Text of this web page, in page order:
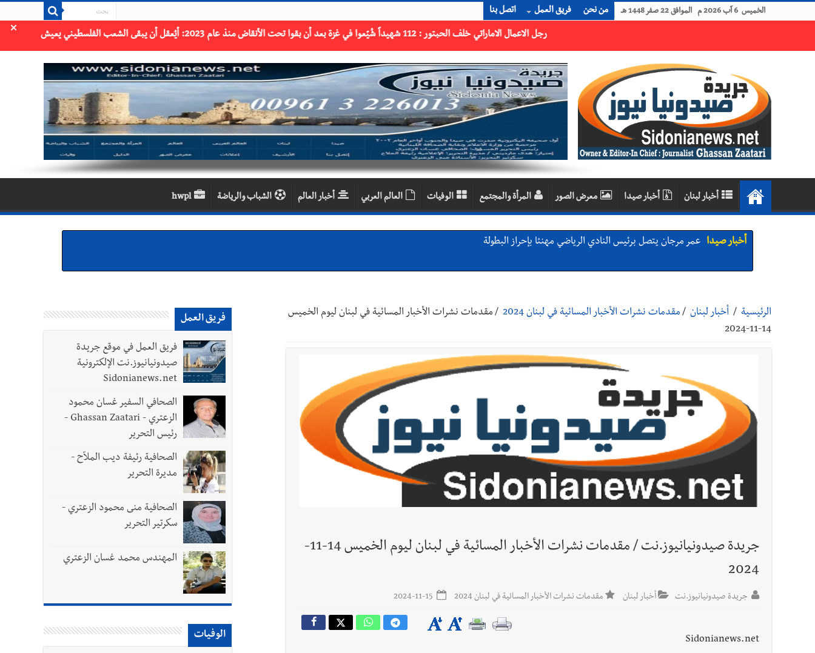
الخميس 6 آب 2026 م الموافق 22 صفر 1448 هـ من نحن فريق العمل اتصل بنا
×
أخبار لبنان أخبار صيدا معرض الصور المرأة والمجتمع الوفيات العالم العربي أخبار العالم الشباب والرياضة hwpl
أخبار صيدا عمر مرجان يتصل برئيس النادي الرياضي مهنئا بإحراز البطولة
أخبار صيدا مفرزة صيدا القضائية توقف ثلاثة أشخاص بجرائم استدراج وابتزاز واعتداء جنسي على قاصر
مرفأ صيدا.. إمكانيات كبيرة وعائدات ضخمة في واقع مأزوم!
أخبار صيدا المهندس محمد دندشلي : صيدا 2027 : فلنجعلها قصة يرويها لبنان تؤسس للمستقبل لا سنة نحتفل بها ثم نطويها
أخبار لبنان الطقس غدا صيفي معتاد والحرارة ضمن معدلاتها الموسمية
أخبار لبنان إنفجار مرفأ أم إنفجار دولة؟... كيف نحمي لبنان؟
أخبار لبنان
أخبار لبنان اجتماعات روما : هذا ما أكدته مصادر مواكبة للمفاوضات ... أيّ نتائج حاسمة؟
العالم العربي
رجل الاعمال الاماراتي خلف الحبتور : 112 شهيداً شُيّعوا في ‫غزة‬ بعد أن بقوا تحت الأنقاض منذ عام 2023: أيُعقل أن يبقى الشعب الفلسطيني يعيش كل هذا الألم؟ وإلى متى
الرئيسية / أخبار لبنان / مقدمات نشرات الأخبار المسائية في لبنان 2024 / مقدمات نشرات الأخبار المسائية في لبنان ليوم الخميس
14-11-2024
جريدة صيدونيانيوز.نت / مقدمات نشرات الأخبار المسائية في لبنان ليوم الخميس 14-11-
2024
جريدة صيدونيانيوز.نت أخبار لبنان مقدمات نشرات الأخبار المسائية في لبنان 2024
Sidonianews.net
فريق العمل
فريق العمل في موقع جريدة
صيدونيانيوز.نت الإلكترونية
Sidonianews.net
الصحافي السفير غسان محمود
الزعتري - Ghassan Zaatari -
رئيس التحرير
الصحافية رئيفة ديب الملاّح -
مديرة التحرير
الصحافية منى محمود الزعتري -
سكرتير التحرير
المهندس محمد غسان الزعتري
الوفيات